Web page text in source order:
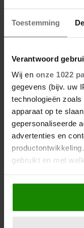
Toestemming
Verantwoord
Wij en onze 1022
gegevens (bijv. uw
technologieën
apparaat op te
gepersonaliseerde
advertenties en
gebruikt en met
Als u het toestaat,
Informatie
locatie, die tot
27 april
KONING
JARIG:
HEEN